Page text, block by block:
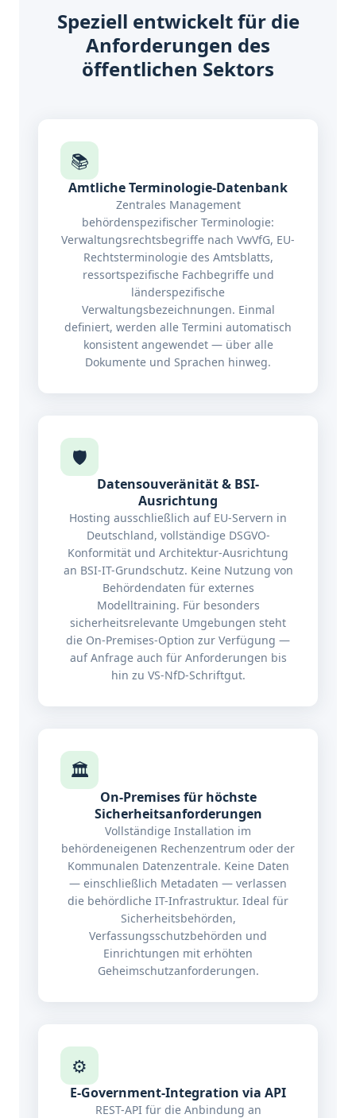
Speziell entwickelt für die
Anforderungen des
öffentlichen Sektors
📚
Amtliche Terminologie-Datenbank
Zentrales Management
behördenspezifischer Terminologie:
Verwaltungsrechtsbegriffe nach VwVfG, EU-
Rechtsterminologie des Amtsblatts,
ressortspezifische Fachbegriffe und
länderspezifische
Verwaltungsbezeichnungen. Einmal
definiert, werden alle Termini automatisch
konsistent angewendet — über alle
Dokumente und Sprachen hinweg.
🛡️
Datensouveränität & BSI-
Ausrichtung
Hosting ausschließlich auf EU-Servern in
Deutschland, vollständige DSGVO-
Konformität und Architektur-Ausrichtung
an BSI-IT-Grundschutz. Keine Nutzung von
Behördendaten für externes
Modelltraining. Für besonders
sicherheitsrelevante Umgebungen steht
die On-Premises-Option zur Verfügung —
auf Anfrage auch für Anforderungen bis
hin zu VS-NfD-Schriftgut.
🏛️
On-Premises für höchste
Sicherheitsanforderungen
Vollständige Installation im
behördeneigenen Rechenzentrum oder der
Kommunalen Datenzentrale. Keine Daten
— einschließlich Metadaten — verlassen
die behördliche IT-Infrastruktur. Ideal für
Sicherheitsbehörden,
Verfassungsschutzbehörden und
Einrichtungen mit erhöhten
Geheimschutzanforderungen.
⚙️
E-Government-Integration via API
REST-API für die Anbindung an